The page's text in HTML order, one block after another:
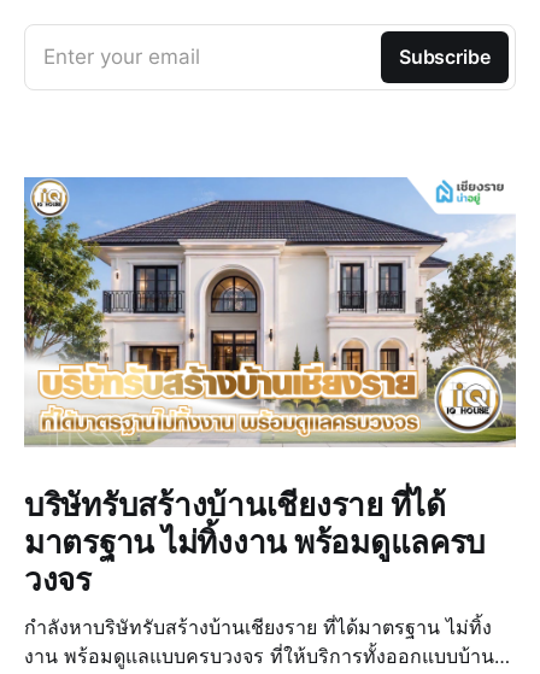
Enter your email Subscribe
บริษัทรับสร้างบ้านเชียงราย ที่ได้
มาตรฐาน ไม่ทิ้งงาน พร้อมดูแลครบ
วงจร
กำลังหาบริษัทรับสร้างบ้านเชียงราย ที่ได้มาตรฐาน ไม่ทิ้ง
งาน พร้อมดูแลแบบครบวงจร ที่ให้บริการทั้งออกแบบบ้าน